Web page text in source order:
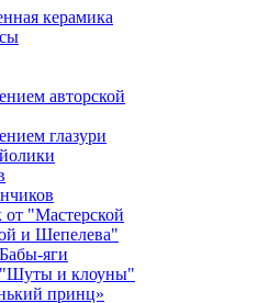
керамика
авторской
глазури
от "Мастерской
и Шепелева"
яги
"Шуты и клоуны"
принц»